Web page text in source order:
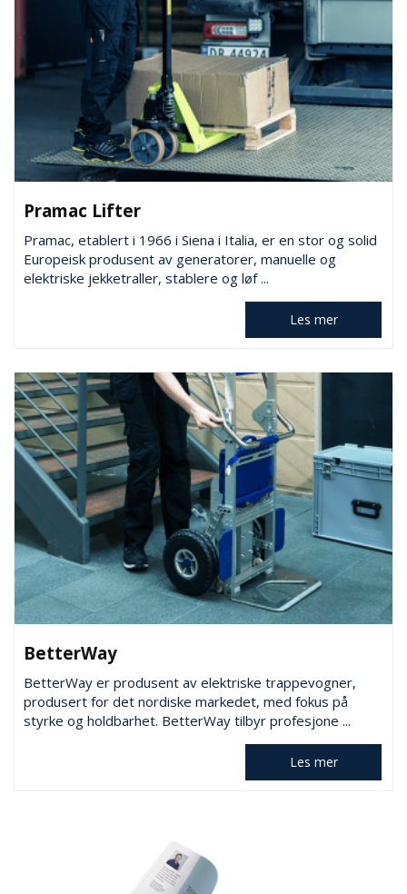
Pramac Lifter
Pramac, etablert i 1966 i Siena i Italia, er en stor og solid
Europeisk produsent av generatorer, manuelle og
elektriske jekketraller, stablere og løf ...
Les mer
BetterWay
BetterWay er produsent av elektriske trappevogner,
produsert for det nordiske markedet, med fokus på
styrke og holdbarhet. BetterWay tilbyr profesjone ...
Les mer